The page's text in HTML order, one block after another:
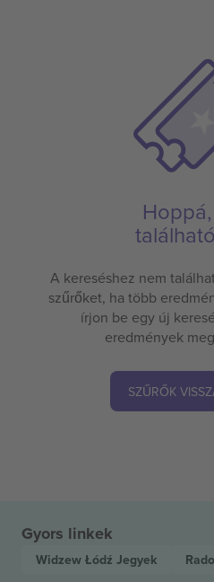
A kereséshez nem
szűrőket, ha több
írjon be egy új
eredmények
SZŰRŐK
Gyors linkek
Widzew Łódź Jegyek